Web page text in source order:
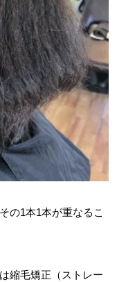
の1本1本が重なるこ
縮毛矯正（ストレー